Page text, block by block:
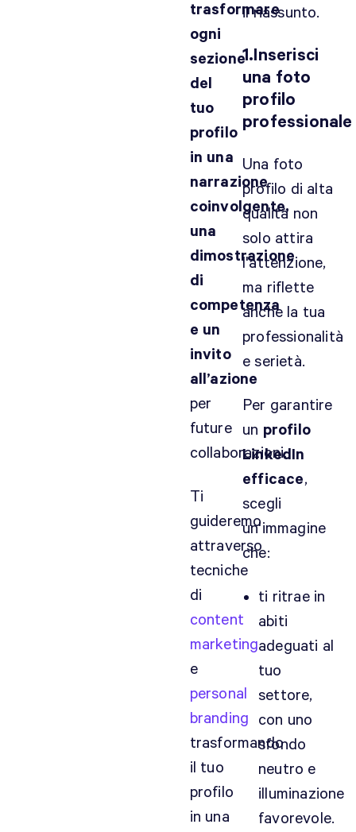
trasformare
ogni
sezione
del
tuo
profilo
in una
narrazione
coinvolgente,
una
dimostrazione
di
competenza
e un
invito
all’azione
per
future
collaborazioni.
Ti
guideremo
attraverso
tecniche
di
content
marketing
e
personal
branding
trasformando
il tuo
profilo
in una
il riassunto.
1.Inserisci
una foto
profilo
professionale
Una foto
profilo di alta
qualità non
solo attira
l'attenzione,
ma riflette
anche la tua
professionalità
e serietà.
Per garantire
un profilo
LinkedIn
efficace,
scegli
un'immagine
che:
ti ritrae in
abiti
adeguati al
tuo
settore,
con uno
sfondo
neutro e
illuminazione
favorevole.